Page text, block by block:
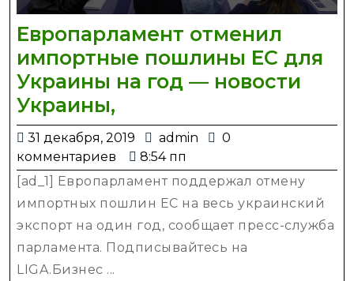
Европарламент отменил
импортные пошлины ЕС для
Украины на год — новости
Украины,
отменил
импортные
пошлины
ЕС
для
Украины
31 декабря, 2019
31
декабря,
2019
admin admin
0
комментариев
8:54 пп
[ad_1] Европарламент поддержал отмену
импортных пошлин ЕС на весь украинский
экспорт на один год, сообщает пресс-служба
парламента. Подписывайтесь на
LIGA.Бизнес ...